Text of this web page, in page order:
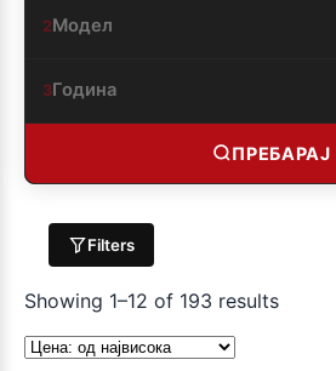
2Модел
3Година
ПРЕБАРАЈ
Filters
Showing 1–12 of 193 results